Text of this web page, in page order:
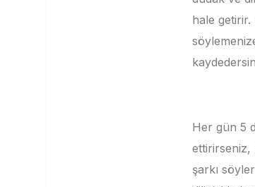
hale getirir.
Her gün 5
ettirirseniz,
şarkı